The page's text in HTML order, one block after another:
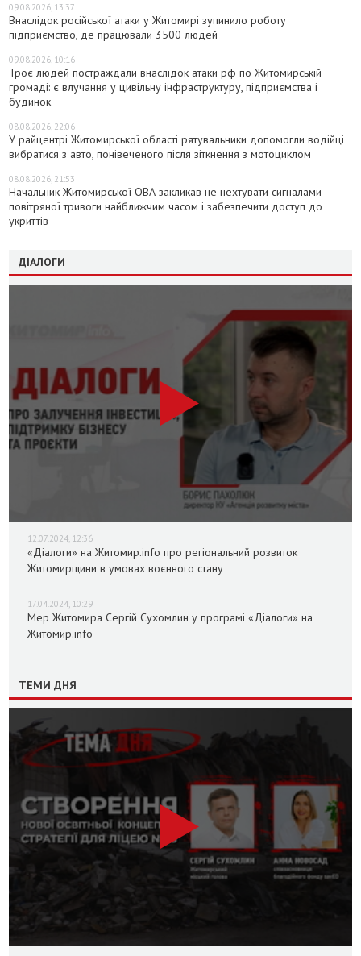
09.08.2026, 13:37
Внаслідок російської атаки у Житомирі зупинило роботу
підприємство, де працювали 3500 людей
09.08.2026, 10:16
Троє людей постраждали внаслідок атаки рф по Житомирській
громаді: є влучання у цивільну інфраструктуру, підприємства і
будинок
08.08.2026, 22:06
У райцентрі Житомирської області рятувальники допомогли водійці
вибратися з авто, понівеченого після зіткнення з мотоциклом
08.08.2026, 21:53
Начальник Житомирської ОВА закликав не нехтувати сигналами
повітряної тривоги найближчим часом і забезпечити доступ до
укриттів
ДІАЛОГИ
12.07.2024, 12:36
«Діалоги» на Житомир.info про регіональний розвиток
Житомирщини в умовах воєнного стану
17.04.2024, 10:29
Мер Житомира Сергій Сухомлин у програмі «Діалоги» на
Житомир.info
ТЕМИ ДНЯ